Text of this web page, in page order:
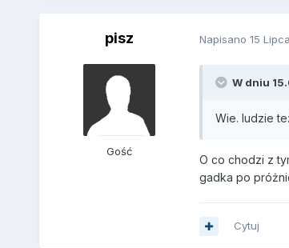
pisz
Gość
Napisano 15
W dniu
Wie. ludzie
O co chodzi z
gadka po
Cytuj